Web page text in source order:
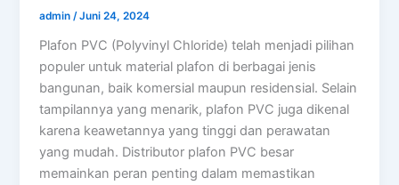
admin/Juni 24, 2024
Plafon PVC (Polyvinyl Chloride) telah menjadi pilihan
populer untuk material plafon di berbagai jenis
bangunan, baik komersial maupun residensial. Selain
tampilannya yang menarik, plafon PVC juga dikenal
karena keawetannya yang tinggi dan perawatan
yang mudah. Distributor plafon PVC besar
memainkan peran penting dalam memastikan